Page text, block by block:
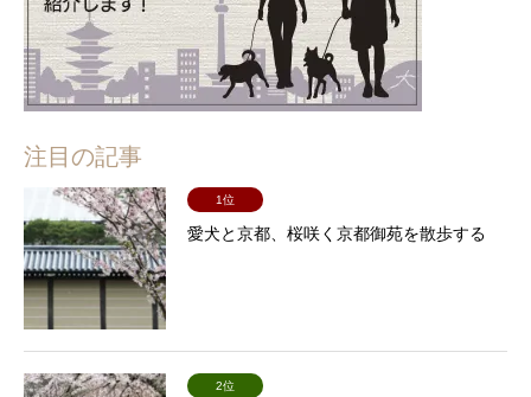
注目の記事
1位
愛犬と京都、桜咲く京都御苑を散歩する
2位